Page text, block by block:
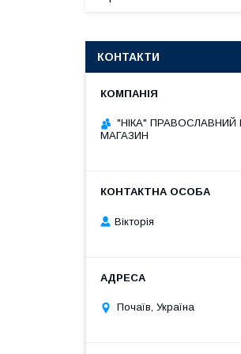
КОНТАКТИ
"НІКА" ПРАВОСЛАВНИЙ
МАГАЗИН
Вікторія
Почаїв, Україна